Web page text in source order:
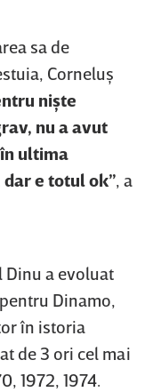
sa de
Corneluş
nişte
nu a avut
ultima
e totul ok” , a
Dinu a evoluat
Dinamo,
în istoria
de 3 ori cel mai
1972, 1974.